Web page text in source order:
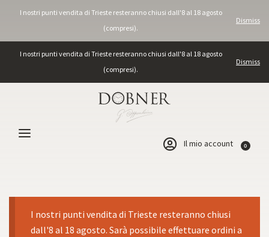
I nostri punti vendita di Trieste resteranno chiusi dall'8 al 18 agosto
(compresi).
Dismiss
I nostri punti vendita di Trieste resteranno chiusi dall'8 al 18 agosto
(compresi).
Dismiss
Il mio account 0
I nostri punti vendita di Trieste resteranno chiusi
dall'8 al 18 agosto. Sarà possibile effettuare ordini a